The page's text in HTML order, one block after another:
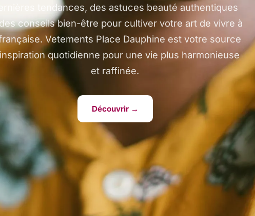
tendances, des astuces beauté authentiques
conseils bien-être pour cultiver votre art de vivre à
Vetements Place Dauphine est votre source
quotidienne pour une vie plus harmonieuse
et raffinée.
Découvrir →